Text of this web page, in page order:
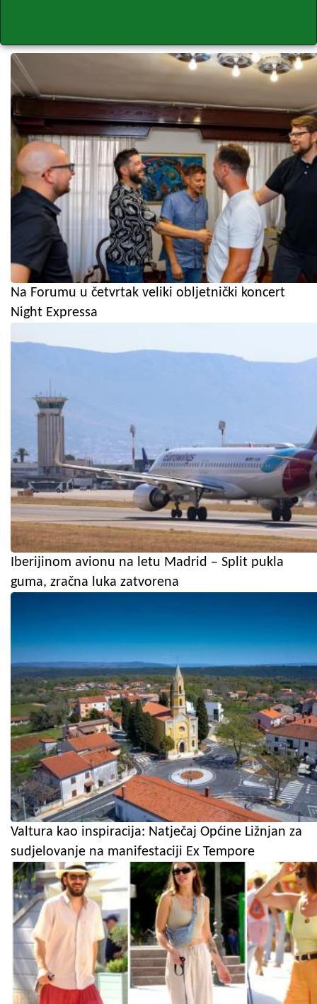
Na Forumu u četvrtak veliki obljetnički koncert
Night Expressa
Iberijinom avionu na letu Madrid – Split pukla
guma, zračna luka zatvorena
Valtura kao inspiracija: Natječaj Općine Ližnjan za
sudjelovanje na manifestaciji Ex Tempore